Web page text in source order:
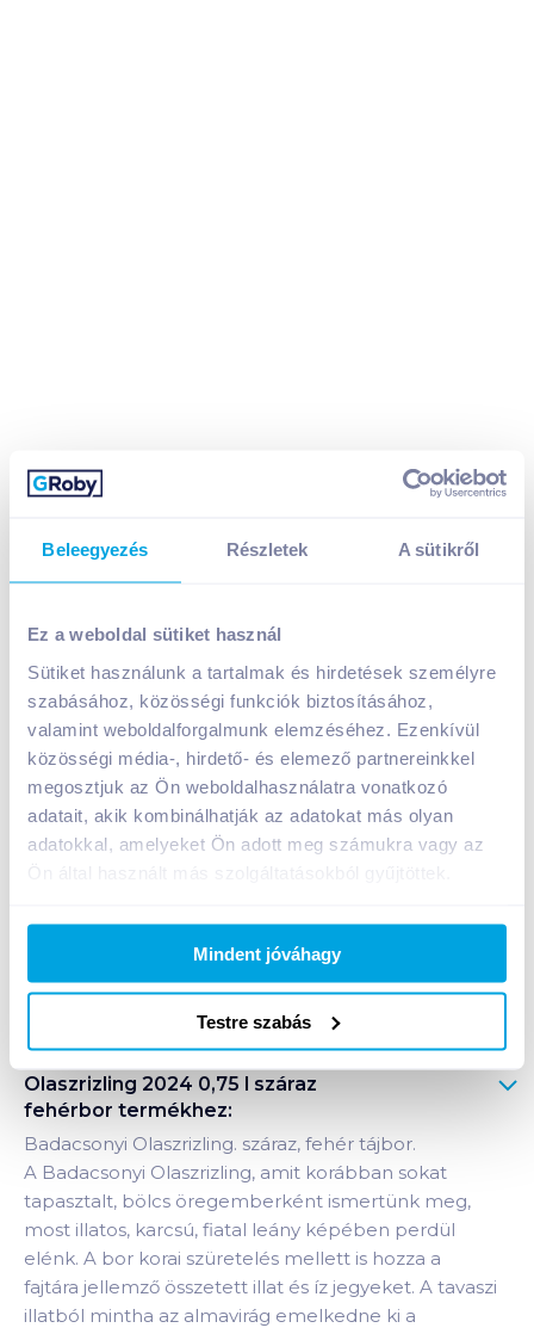
Beleegyezés Részletek A sütikről
Ez a weboldal sütiket használ
Sütiket használunk a tartalmak és hirdetések személyre
szabásához, közösségi funkciók biztosításához,
valamint weboldalforgalmunk elemzéséhez. Ezenkívül
közösségi média-, hirdető- és elemező partnereinkkel
megosztjuk az Ön weboldalhasználatra vonatkozó
adatait, akik kombinálhatják az adatokat más olyan
adatokkal, amelyeket Ön adott meg számukra vagy az
Ön által használt más szolgáltatásokból gyűjtöttek.
Mindent jóváhagy
Testre szabás
Varga Aranymetszés Friss Olaszrizling 2024 0,75 l
Nettó eladási ár: 1 574Ft /db(27% áfa)
Visszaváltási díj: 50 Ft/db
Kosárba
1 karton = 6 db
Bevásárlólistához adom Értesíts, ha olcsóbb!
Termékleírás a(z)Varga Aranymetszés Friss
Olaszrizling 2024 0,75 l száraz
fehérbor termékhez:
Badacsonyi Olaszrizling. száraz, fehér tájbor.
A Badacsonyi Olaszrizling, amit korábban sokat
tapasztalt, bölcs öregemberként ismertünk meg,
most illatos, karcsú, fiatal leány képében perdül
elénk. A bor korai szüretelés mellett is hozza a
fajtára jellemző összetett illat és íz jegyeket. A tavaszi
illatból mintha az almavirág emelkedne ki a